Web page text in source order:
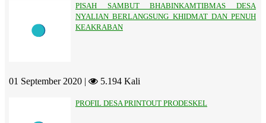
PISAH SAMBUT BHABINKAMTIBMAS DESA
NYALIAN BERLANGSUNG KHIDMAT DAN PENUH
KEAKRABAN
01 September 2020 | 5.194 Kali
PROFIL DESA PRINTOUT PRODESKEL